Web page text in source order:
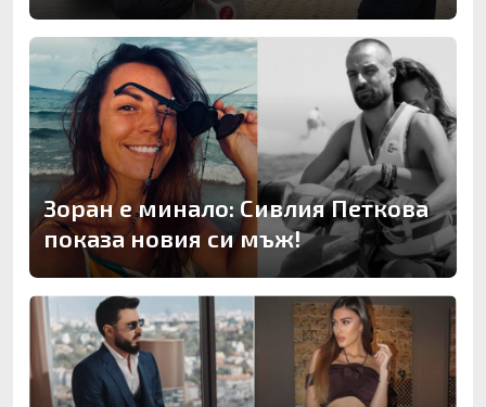
Зоран е минало: Сивлия Петкова
показа новия си мъж!